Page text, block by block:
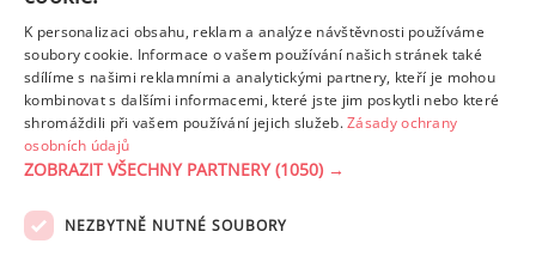
Tuk
z toho nas. mastné kyseliny
37.59 g
13.88 g
Detailní rozpis
K personalizaci obsahu, reklam a analýze návštěvnosti používáme
soubory cookie. Informace o vašem používání našich stránek také
sdílíme s našimi reklamními a analytickými partnery, kteří je mohou
kombinovat s dalšími informacemi, které jste jim poskytli nebo které
shromáždili při vašem používání jejich služeb.Zásady ochrany
osobních údajů
ZOBRAZIT VŠECHNY PARTNERY(1050) →
NEZBYTNĚ NUTNÉ SOUBORY